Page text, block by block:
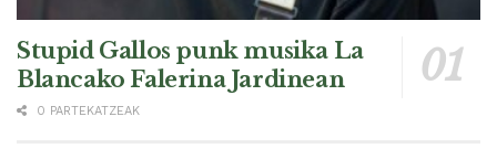
Stupid Gallos punk musika La
Blancako Falerina Jardinean
0 PARTEKATZEAK